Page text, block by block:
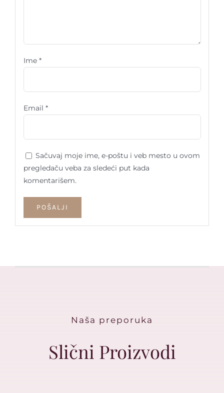
Ime *
Email *
Sačuvaj moje ime, e-poštu i veb mesto u ovom
pregledaču veba za sledeći put kada
komentarišem.
Naša preporuka
Slični Proizvodi